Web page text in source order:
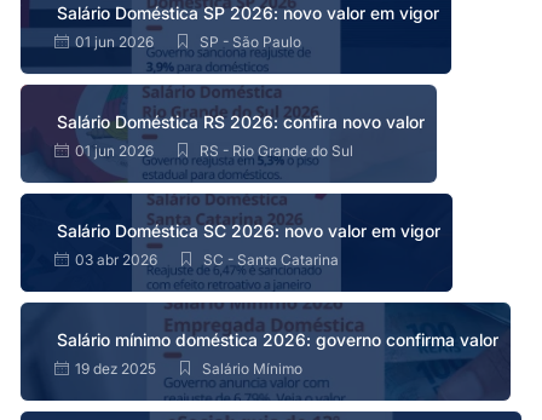
Salário Doméstica SP 2026: novo valor em vigor
01 jun 2026 SP - São Paulo
Salário Doméstica RS 2026: confira novo valor
01 jun 2026 RS - Rio Grande do Sul
Salário Doméstica SC 2026: novo valor em vigor
03 abr 2026 SC - Santa Catarina
Salário mínimo doméstica 2026: governo confirma valor
19 dez 2025 Salário Mínimo